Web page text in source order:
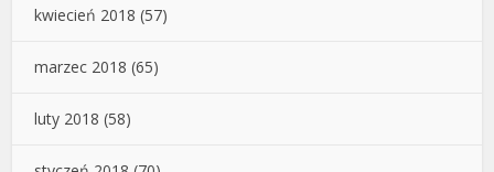
kwiecień 2018 (57)
marzec 2018 (65)
luty 2018 (58)